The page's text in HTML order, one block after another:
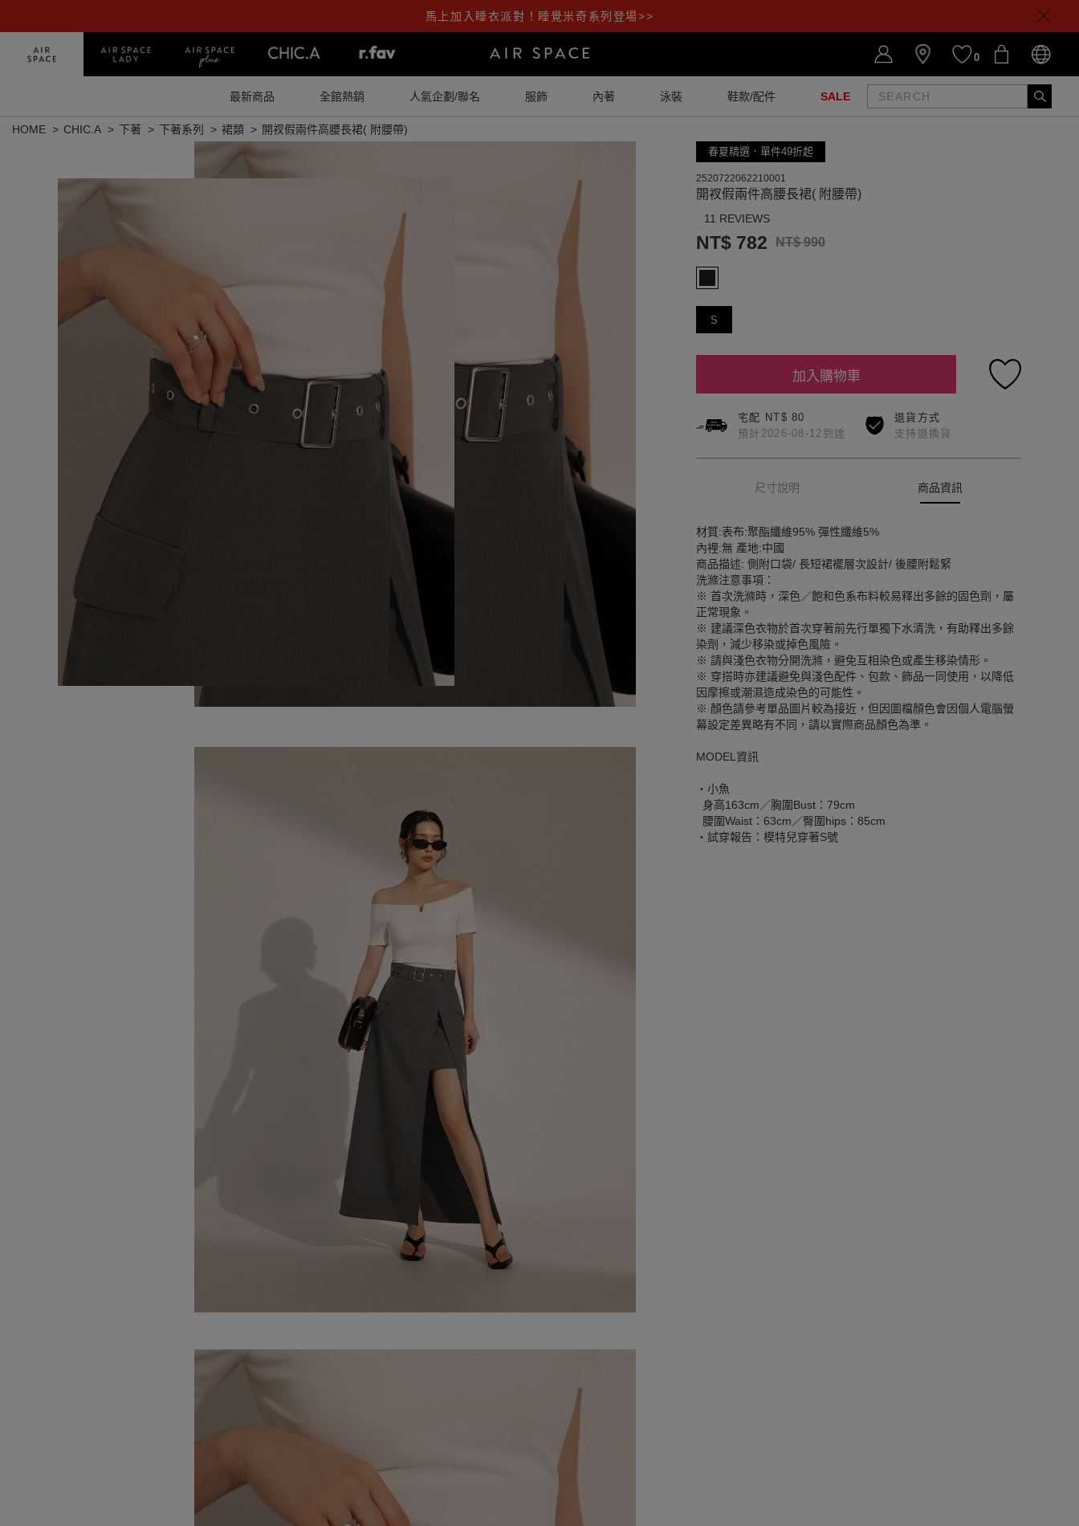
馬上加入睡衣派對！睡覺米奇系列登場>>
0
最新商品 全館熱銷 人氣企劃/聯名 服飾 內著 泳裝 鞋款/配件 SALE
HOME CHIC.A 下著 下著系列 裙類 開衩假兩件高腰長裙( 附腰帶)
春夏精選．單件49折起
2520722062210001
開衩假兩件高腰長裙( 附腰帶)
11 REVIEWS
NT$ 782 NT$ 990
S
加入購物車
宅配 NT$ 80
預計2026-08-12到達
退貨方式
支持退換貨
尺寸說明 商品資訊
材質:表布:聚酯纖維95% 彈性纖維5%
內裡:無 產地:中國
商品描述: 側附口袋/ 長短裙襬層次設計/ 後腰附鬆緊
洗滌注意事項：
※ 首次洗滌時，深色／飽和色系布料較易釋出多餘的固色劑，屬
正常現象。
※ 建議深色衣物於首次穿著前先行單獨下水清洗，有助釋出多餘
染劑，減少移染或掉色風險。
※ 請與淺色衣物分開洗滌，避免互相染色或產生移染情形。
※ 穿搭時亦建議避免與淺色配件、包款、飾品一同使用，以降低
因摩擦或潮濕造成染色的可能性。
※ 顏色請參考單品圖片較為接近，但因圖檔顏色會因個人電腦螢
幕設定差異略有不同，請以實際商品顏色為準。
MODEL資訊
‧小魚
身高163cm／胸圍Bust：79cm
腰圍Waist：63cm／臀圍hips：85cm
‧試穿報告：模特兒穿著S號